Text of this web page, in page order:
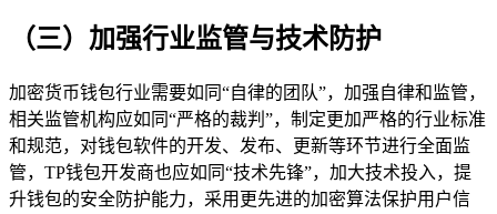
（三）加强行业监管与技术防护
加密货币钱包行业需要如同“自律的团队”，加强自律和监管，
相关监管机构应如同“严格的裁判”，制定更加严格的行业标准
和规范，对钱包软件的开发、发布、更新等环节进行全面监
管，TP钱包开发商也应如同“技术先锋”，加大技术投入，提
升钱包的安全防护能力，采用更先进的加密算法保护用户信